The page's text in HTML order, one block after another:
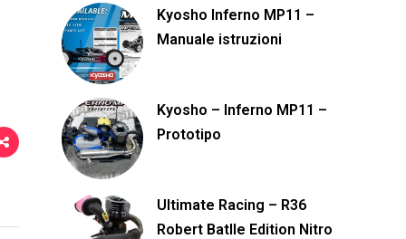
Kyosho Inferno MP11 –
Manuale istruzioni
Kyosho – Inferno MP11 –
Prototipo
Ultimate Racing – R36
Robert Batlle Edition Nitro